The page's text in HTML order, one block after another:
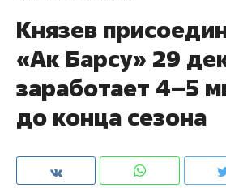
Князев
«Ак Барсу» 29
заработает 4–5
до конца сезона